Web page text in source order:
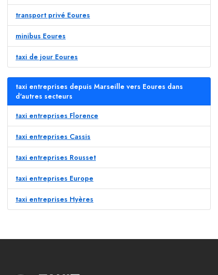
transport privé Eoures
minibus Eoures
taxi de jour Eoures
taxi entreprises depuis Marseille vers Eoures dans
d'autres secteurs
taxi entreprises Florence
taxi entreprises Cassis
taxi entreprises Rousset
taxi entreprises Europe
taxi entreprises Hyères